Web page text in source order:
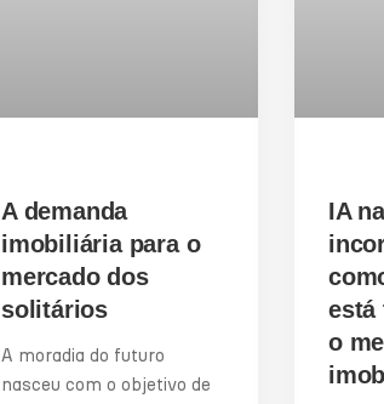
A demanda
imobiliária para o
mercado dos
solitários
A moradia do futuro
nasceu com o objetivo de
IA
está
o